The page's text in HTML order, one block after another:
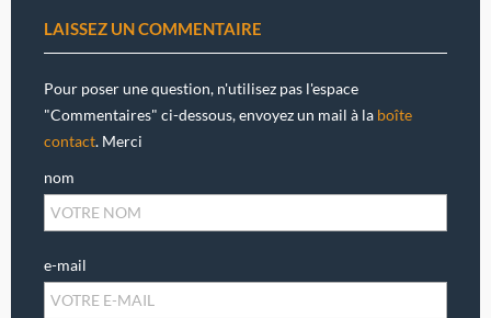
LAISSEZ UN COMMENTAIRE
Pour poser une question, n'utilisez pas l'espace
"Commentaires" ci-dessous, envoyez un mail à la boîte
contact. Merci
nom
e-mail